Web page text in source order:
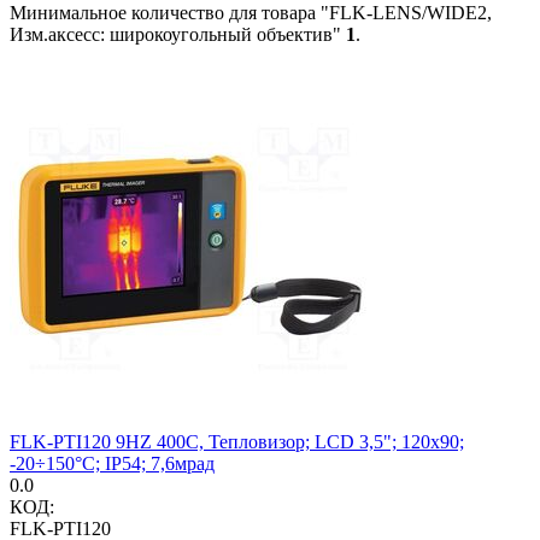
Минимальное количество для товара "FLK-LENS/WIDE2,
Изм.аксесс: широкоугольный объектив" 1.
FLK-PTI120 9HZ 400C, Тепловизор; LCD 3,5"; 120x90;
-20÷150°C; IP54; 7,6мрад
0.0
КОД:
FLK-PTI120